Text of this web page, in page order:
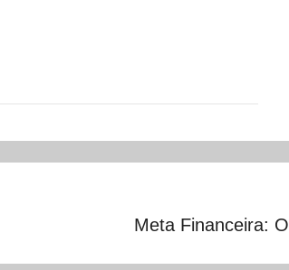
Meta Financeira: